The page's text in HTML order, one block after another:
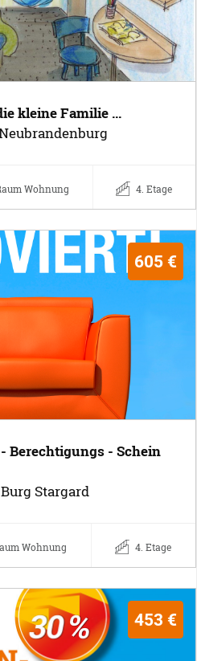
kleine Familie ...
Wohnung 4. Etage
605 €
Berechtigungs - Schein
Burg Stargard
Wohnung 4. Etage
453 €